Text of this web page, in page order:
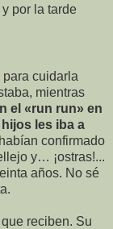
por la tarde
cuidarla
mientras
el «run run» en
les iba a
confirmado
y… ¡ostras!...
años. No sé
reciben. Su